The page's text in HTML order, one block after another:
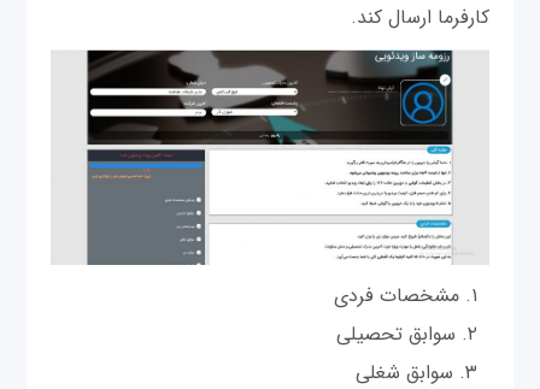
کارفرما ارسال کند.
مشخصات فردی
سوابق تحصیلی
سوابق شغلی